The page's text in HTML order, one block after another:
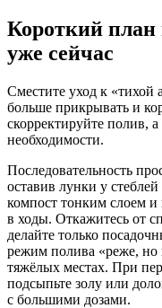
Короткий план
уже сейчас
Сместите уход к «тихой
больше прикрывать и
скорректируйте полив,
необходимости.
Последовательность
оставив лунки у
компост тонким слоем и
в ходы. Откажитесь от
делайте только
режим полива «реже, но
тяжёлых местах. При
подсыпьте золу или
с большими дозами.